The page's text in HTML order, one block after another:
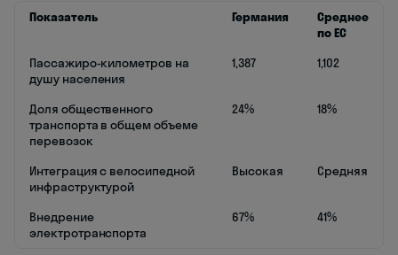
Показатель Германия
Среднее
по ЕС
Пассажиро-километров на
душу населения
1,387 1,102
Доля общественного
транспорта в общем объеме
перевозок
24% 18%
Интеграция с велосипедной
инфраструктурой
Высокая Средняя
Внедрение
электротранспорта
67% 41%